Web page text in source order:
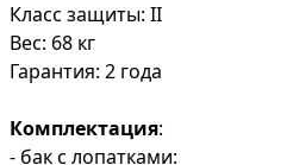
Класс защиты: II
Вес: 68 кг
Гарантия: 2 года
Комплектация:
- бак с лопатками: